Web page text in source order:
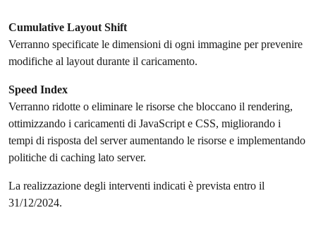
Cumulative Layout Shift
Verranno specificate le dimensioni di ogni immagine per prevenire
modifiche al layout durante il caricamento.
Speed Index
Verranno ridotte o eliminare le risorse che bloccano il rendering,
ottimizzando i caricamenti di JavaScript e CSS, migliorando i
tempi di risposta del server aumentando le risorse e implementando
politiche di caching lato server.
La realizzazione degli interventi indicati è prevista entro il
31/12/2024.